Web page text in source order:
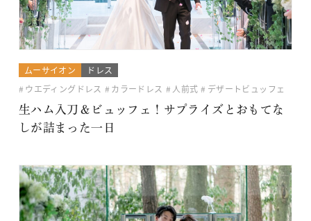
ムーサイオン
ドレス
ウエディングドレス
カラードレス 人前式
デザートビュッフェ
生ハム入刀＆ビュッフェ！サプライズとおもてな
しが詰まった一日